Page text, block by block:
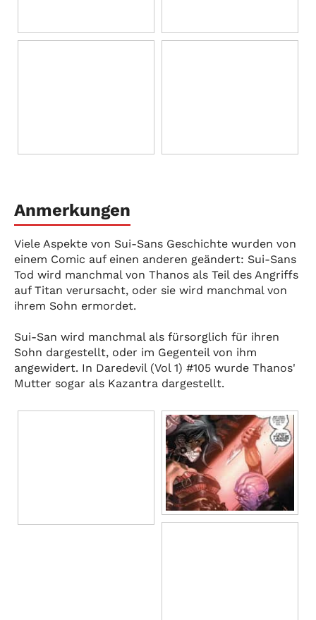
Anmerkungen
Viele Aspekte von Sui-Sans Geschichte wurden von
einem Comic auf einen anderen geändert: Sui-Sans
Tod wird manchmal von Thanos als Teil des Angriffs
auf Titan verursacht, oder sie wird manchmal von
ihrem Sohn ermordet.
Sui-San wird manchmal als fürsorglich für ihren
Sohn dargestellt, oder im Gegenteil von ihm
angewidert. In Daredevil (Vol 1) #105 wurde Thanos'
Mutter sogar als Kazantra dargestellt.